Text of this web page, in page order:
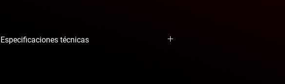
Especificaciones técnicas